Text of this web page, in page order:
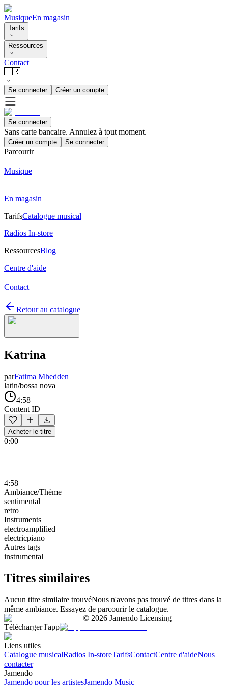
MusiqueEn magasin
Tarifs
Ressources
Contact
🇫🇷
Se connecter Créer un compte
Se connecter
Sans carte bancaire. Annulez à tout moment.
Créer un compte Se connecter
Parcourir
Musique
En magasin
TarifsCatalogue musical
Radios In-store
RessourcesBlog
Centre d'aide
Contact
Retour au catalogue
Katrina
parFatima Mhedden
latin/bossa nova
4:58
Content ID
Acheter le titre
0:00
4:58
Ambiance/Thème
sentimental
retro
Instruments
electroamplified
electricpiano
Autres tags
instrumental
Titres similaires
Aucun titre similaire trouvéNous n'avons pas trouvé de titres dans la
même ambiance. Essayez de parcourir le catalogue.
© 2026 Jamendo Licensing
Télécharger l'app
Liens utiles
Catalogue musicalRadios In-storeTarifsContactCentre d'aideNous
contacter
Jamendo
Jamendo pour les artistesJamendo Music